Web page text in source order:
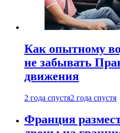
Как опытному
не забывать
движения
2 года спустя2 года спустя
Франция